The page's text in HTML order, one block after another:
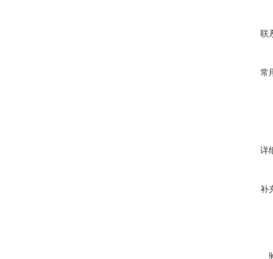
联
常
详
补